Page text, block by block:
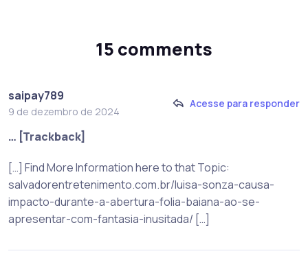
15 comments
saipay789
9 de dezembro de 2024
Acesse para responder
… [Trackback]
[…] Find More Information here to that Topic:
salvadorentretenimento.com.br/luisa-sonza-causa-
impacto-durante-a-abertura-folia-baiana-ao-se-
apresentar-com-fantasia-inusitada/ […]